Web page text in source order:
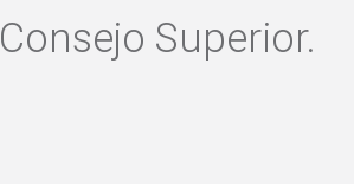
Consejo Superior.